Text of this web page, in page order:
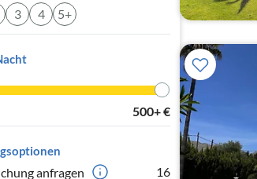
3 4 5+
500+€
anfragen
16